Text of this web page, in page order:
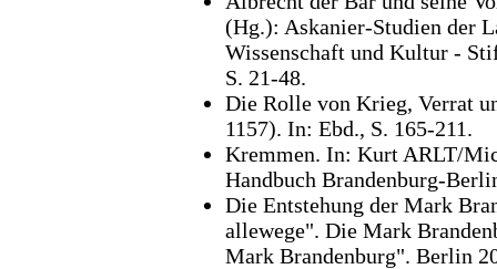
(Hg.): Askanier-Studien der
Wissenschaft und Kultur -
S. 21-48.
Die Rolle von Krieg, Verrat
1157). In: Ebd., S. 165-211.
Kremmen. In: Kurt ARLT/
Handbuch Brandenburg-
Die Entstehung der Mark
allewege". Die Mark
Mark Brandenburg". Berlin